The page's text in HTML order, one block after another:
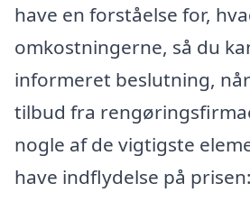
have en forståelse for,
omkostningerne, så du
informeret beslutning,
tilbud fra
nogle af de vigtigste
have indflydelse på prisen: